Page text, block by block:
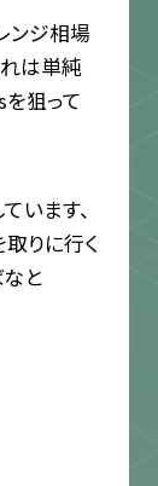
ンジ相場
れは単純
狙って
います、
りに行く
と